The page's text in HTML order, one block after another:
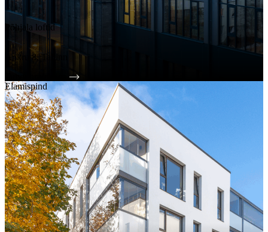
Põhjala loftid
Ankru 8, Tallinn
Elamispind